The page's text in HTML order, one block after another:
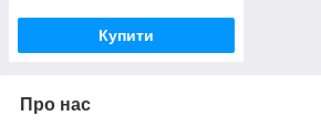
Купити
Про нас